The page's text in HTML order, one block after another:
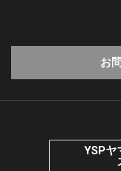
お
YSPヤ